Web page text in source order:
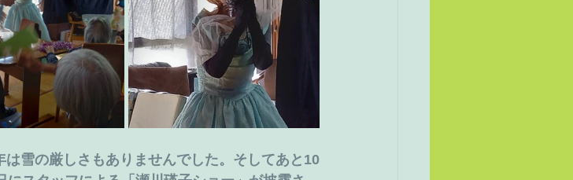
雪の厳しさもありませんでした。そしてあと10